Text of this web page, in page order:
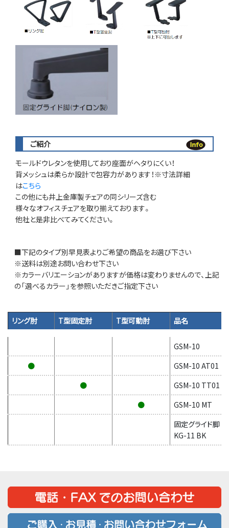
ご紹介
モールドウレタンを使用しており座面がヘタりにくい！
背メッシュは柔らか設計で包容力があります！※寸法詳細
はこちら
この他にも井上金庫製チェアの同シリーズ含む
様々なオフィスチェアを取り揃えております。
他社と是非比べてみてください。
■下記のタイプ別早見表よりご希望の商品をお選び下さい
※送料は別途お問い合わせ下さい
※カラーバリエーションがありますが価格は変わりませんので、上記
の「選べるカラー」を参照いただきご指定下さい
リング肘 T型固定肘 T型可動肘 品名
GSM-10
●
GSM-10 AT01
●
GSM-10 TT01
●
GSM-10 MT
固定グライド脚
KG-11 BK